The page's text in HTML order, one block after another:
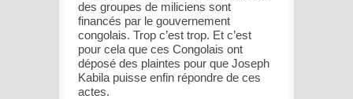
des groupes de miliciens sont
financés par le gouvernement
congolais. Trop c’est trop. Et c’est
pour cela que ces Congolais ont
déposé des plaintes pour que Joseph
Kabila puisse enfin répondre de ces
actes.